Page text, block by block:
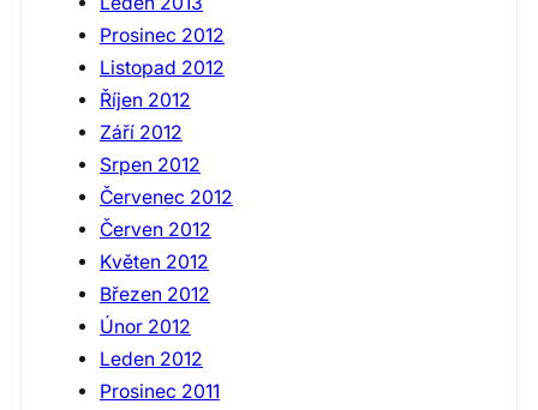
Prosinec 2012
Listopad 2012
Říjen 2012
Září 2012
Srpen 2012
Červenec 2012
Červen 2012
Květen 2012
Březen 2012
Únor 2012
Leden 2012
Prosinec 2011